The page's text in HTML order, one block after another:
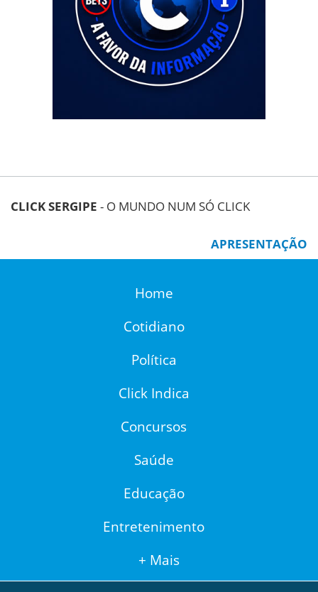
CLICK SERGIPE - O MUNDO NUM SÓ CLICK
APRESENTAÇÃO
Home
Cotidiano
Política
Click Indica
Concursos
Saúde
Educação
Entretenimento
+ Mais